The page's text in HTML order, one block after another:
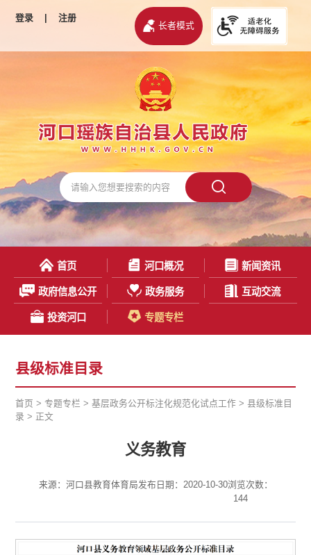
登录 | 注册
长者模式
首页 河口概况 新闻资讯
政府信息公开 政务服务 互动交流
投资河口 专题专栏
县级标准目录
首页 >专题专栏 >基层政务公开标注化规范化试点工作 >县级标准目
录 > 正文
义务教育
来源：河口县教育体育局发布日期：2020-10-30浏览次数：
144